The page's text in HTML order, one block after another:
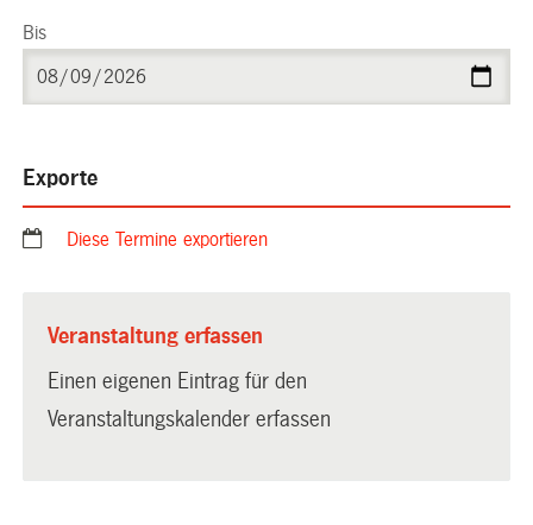
Bis
Exporte
Diese Termine exportieren
Veranstaltung erfassen
Einen eigenen Eintrag für den
Veranstaltungskalender erfassen